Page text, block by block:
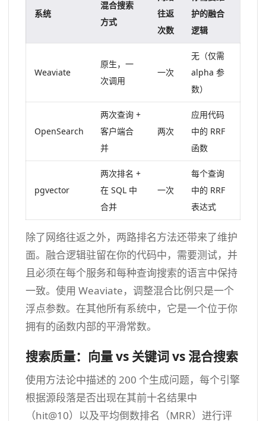
系统
混合搜索
方式
往返
次数
护的融合
逻辑
Weaviate
原生，一
次调用
一次
无（仅需
alpha 参
数）
OpenSearch
两次查询 +
客户端合
并
两次
应用代码
中的 RRF
函数
pgvector
两次排名 +
在 SQL 中
合并
一次
每个查询
中的 RRF
表达式
除了网络往返之外，两路排名方法还带来了维护
面。融合逻辑驻留在你的代码中，需要测试，并
且必须在每个服务和每种查询搜索的语言中保持
一致。使用 Weaviate，调整混合比例只是一个
浮点参数。在其他所有系统中，它是一个位于你
拥有的函数内部的平滑常数。
搜索质量：向量 vs 关键词 vs 混合搜索
使用方法论中描述的 200 个生成问题，每个引擎
根据源段落是否出现在其前十名结果中
（hit@10）以及平均倒数排名（MRR）进行评